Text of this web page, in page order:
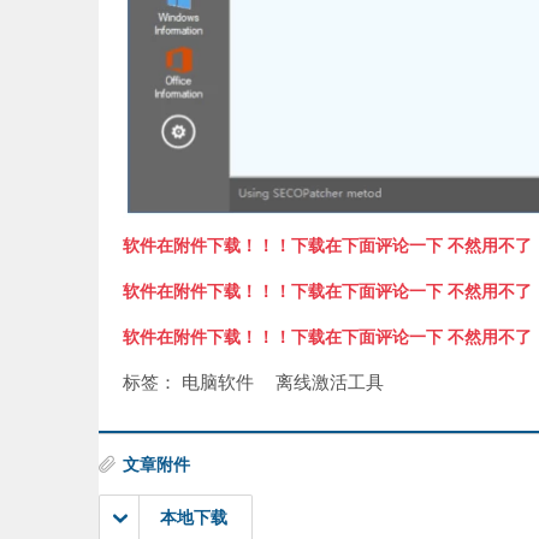
软件在附件下载！！！下载在下面评论一下 不然用不了
软件在附件下载！！！下载在下面评论一下 不然用不了
软件在附件下载！！！下载在下面评论一下 不然用不了
标签： 电脑软件 离线激活工具
文章附件
本地下载